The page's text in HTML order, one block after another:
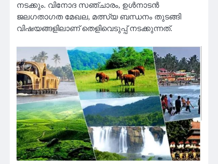
നടക്കും. വിനോദ സഞ്ചാരം, ഉൾനാടൻ
ജലഗതാഗത മേഖല, മത്സ്യ ബന്ധനം തുടങ്ങി
വിഷയങ്ങളിലാണ് തെളിവെടുപ്പ് നടക്കുന്നത്.